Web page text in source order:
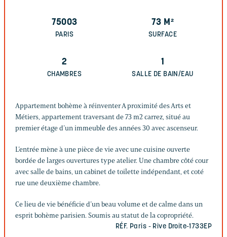
75003
PARIS
73 M²
SURFACE
2
CHAMBRES
1
SALLE DE BAIN/EAU
Appartement bohème à réinventer A proximité des Arts et
Métiers, appartement traversant de 73 m2 carrez, situé au
premier étage d’un immeuble des années 30 avec ascenseur.
L’entrée mène à une pièce de vie avec une cuisine ouverte
bordée de larges ouvertures type atelier. Une chambre côté cour
avec salle de bains, un cabinet de toilette indépendant, et coté
rue une deuxième chambre.
Ce lieu de vie bénéficie d’un beau volume et de calme dans un
esprit bohème parisien. Soumis au statut de la copropriété.
RÉF. Paris - Rive Droite-1733EP